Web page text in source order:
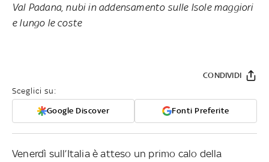
Val Padana, nubi in addensamento sulle Isole maggiori
e lungo le coste
Sceglici su:
Google Discover Fonti Preferite
CONDIVIDI
Venerdì sull’Italia è atteso un primo calo della